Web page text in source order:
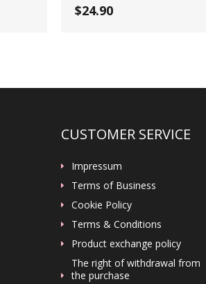
$24.90
CUSTOMER SERVICE
Impressum
Terms of Business
Cookie Policy
Terms & Conditions
Product exchange policy
The right of withdrawal from
the purchase